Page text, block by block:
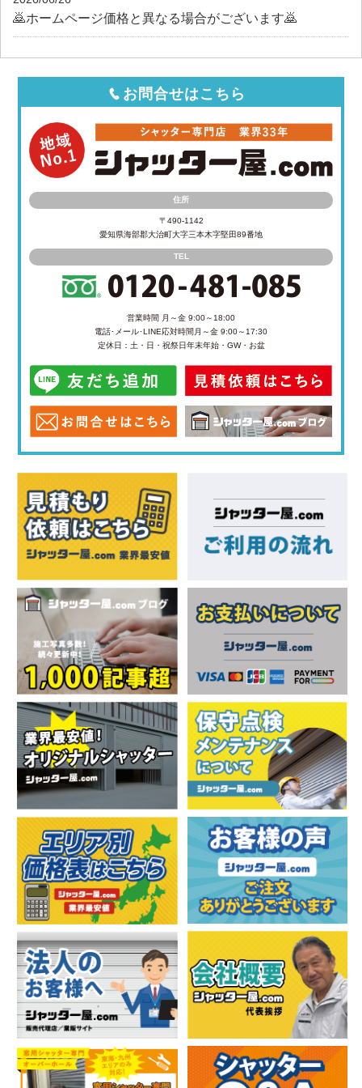
🙇ホームページ価格と異なる場合がございます🙇
お問合せはこちら
住所
〒490-1142
愛知県海部郡大治町大字三本木字堅田89番地
TEL
営業時間 月～金 9:00～18:00
電話･メール･LINE応対時間 月～金 9:00～17:30
定休日：土・日・祝祭日年末年始・GW・お盆